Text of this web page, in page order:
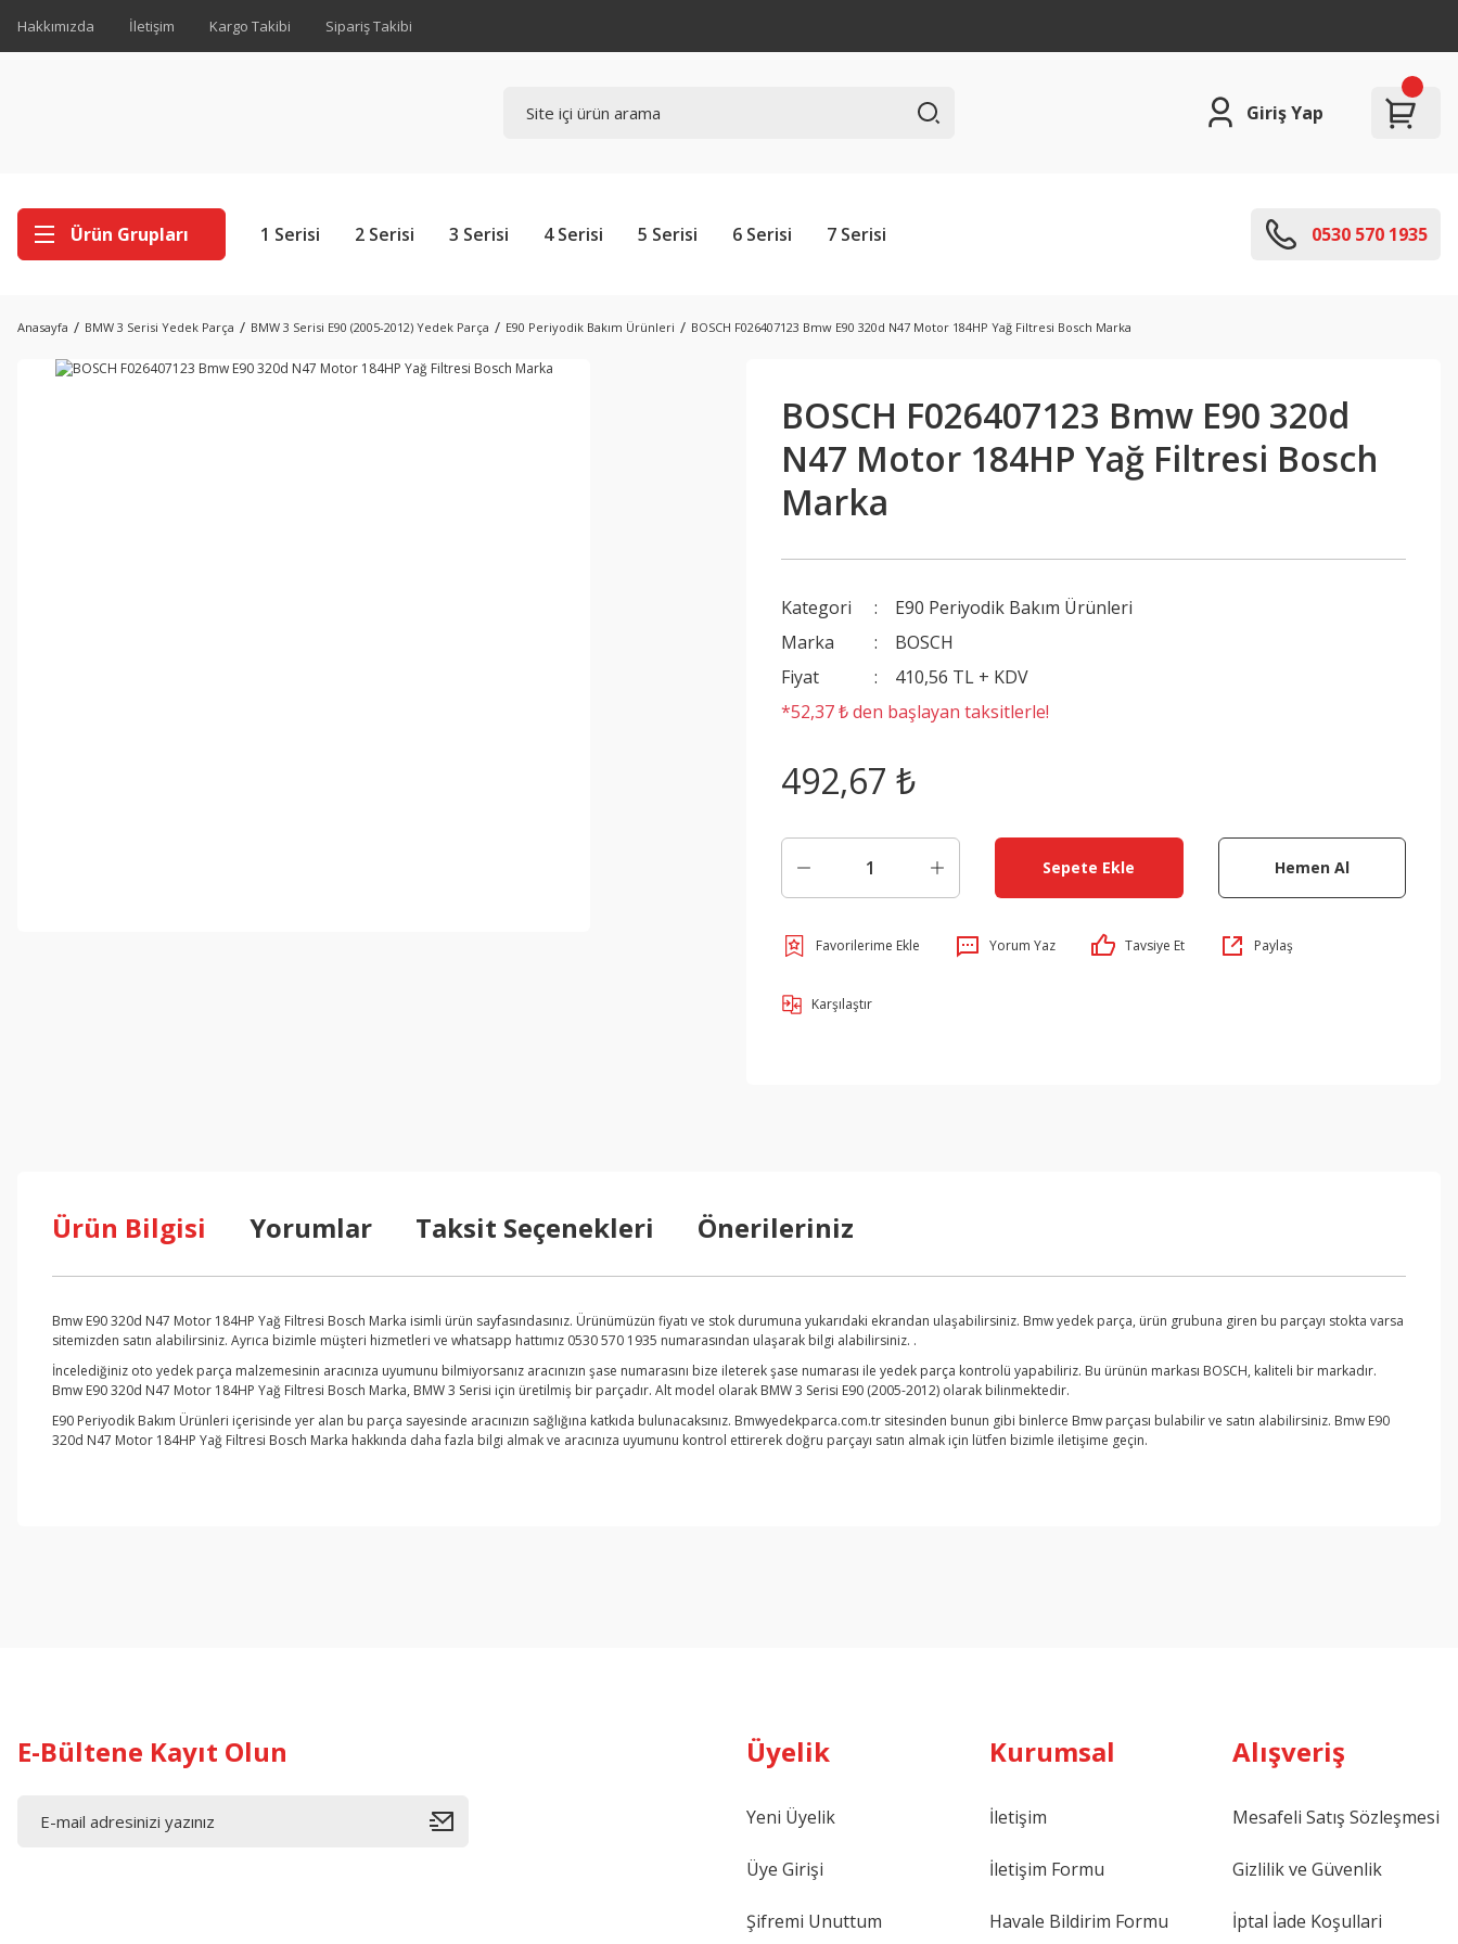
Hakkımızda İletişim Kargo Takibi Sipariş Takibi
Giriş Yap
Ürün Grupları 1 Serisi 2 Serisi 3 Serisi 4 Serisi 5 Serisi 6 Serisi 7 Serisi 0530 570 1935
Anasayfa BMW 3 Serisi Yedek Parça BMW 3 Serisi E90 (2005-2012) Yedek Parça E90 Periyodik Bakım Ürünleri BOSCH F026407123 Bmw E90 320d N47 Motor 184HP Yağ Filtresi Bosch Marka
BOSCH F026407123 Bmw E90 320d
N47 Motor 184HP Yağ Filtresi Bosch
Marka
Kategori
E90 Periyodik Bakım Ürünleri
Marka
BOSCH
Fiyat
410,56 TL + KDV
*52,37 ₺ den başlayan taksitlerle!
492,67 ₺
Sepete Ekle Hemen Al
Yorum Yaz Tavsiye Et Paylaş
Karşılaştır
Ürün Bilgisi Yorumlar Taksit Seçenekleri Önerileriniz
Bmw E90 320d N47 Motor 184HP Yağ Filtresi Bosch Marka isimli ürün sayfasındasınız. Ürünümüzün fiyatı ve stok durumuna yukarıdaki ekrandan ulaşabilirsiniz. Bmw yedek parça, ürün grubuna giren bu parçayı stokta varsa
sitemizden satın alabilirsiniz. Ayrıca bizimle müşteri hizmetleri ve whatsapp hattımız 0530 570 1935 numarasından ulaşarak bilgi alabilirsiniz. .
İncelediğiniz oto yedek parça malzemesinin aracınıza uyumunu bilmiyorsanız aracınızın şase numarasını bize ileterek şase numarası ile yedek parça kontrolü yapabiliriz. Bu ürünün markası BOSCH, kaliteli bir markadır.
Bmw E90 320d N47 Motor 184HP Yağ Filtresi Bosch Marka, BMW 3 Serisi için üretilmiş bir parçadır. Alt model olarak BMW 3 Serisi E90 (2005-2012) olarak bilinmektedir.
E90 Periyodik Bakım Ürünleri içerisinde yer alan bu parça sayesinde aracınızın sağlığına katkıda bulunacaksınız. Bmwyedekparca.com.tr sitesinden bunun gibi binlerce Bmw parçası bulabilir ve satın alabilirsiniz. Bmw E90
320d N47 Motor 184HP Yağ Filtresi Bosch Marka hakkında daha fazla bilgi almak ve aracınıza uyumunu kontrol ettirerek doğru parçayı satın almak için lütfen bizimle iletişime geçin.
E-Bültene Kayıt Olun Üyelik
Yeni Üyelik
Üye Girişi
Şifremi Unuttum
Kurumsal
İletişim
İletişim Formu
Havale Bildirim Formu
Alışveriş
Mesafeli Satış Sözleşmesi
Gizlilik ve Güvenlik
İptal İade Koşullari